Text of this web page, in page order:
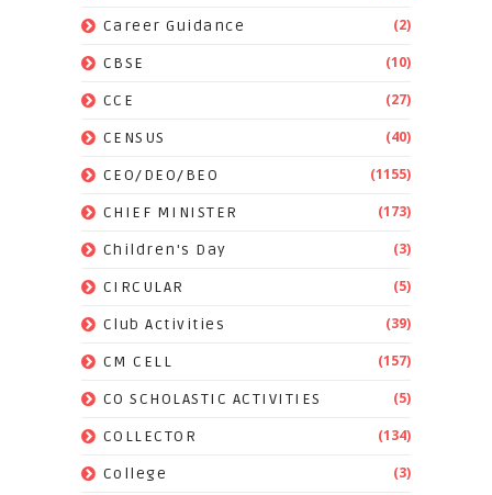
Career Guidance (2)
CBSE (10)
CCE (27)
CENSUS (40)
CEO/DEO/BEO (1155)
CHIEF MINISTER (173)
Children's Day (3)
CIRCULAR (5)
Club Activities (39)
CM CELL (157)
CO SCHOLASTIC ACTIVITIES (5)
COLLECTOR (134)
College (3)